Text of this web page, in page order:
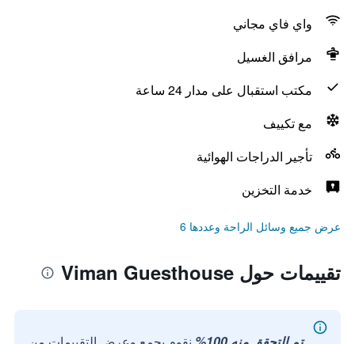
واي فاي مجاني
مرافق الغسيل
مكتب استقبال على مدار 24 ساعة
مع تكييف
تأجير الدراجات الهوائية
خدمة التخزين
عرض جميع وسائل الراحة وعددها 6
تقييمات حول Viman Guesthouse